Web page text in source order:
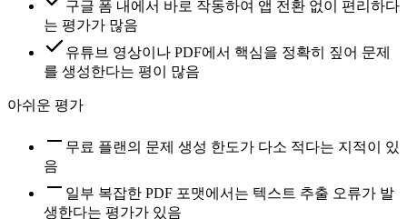
구글 폼 내에서 바로 작동하여 앱 전환 없이 편리하다
는 평가가 많음
유튜브 영상이나 PDF에서 핵심을 정확히 짚어 문제
를 생성한다는 평이 많음
아쉬운 평가
무료 플랜의 문제 생성 한도가 다소 적다는 지적이 있
음
일부 복잡한 PDF 포맷에서는 텍스트 추출 오류가 발
생한다는 평가가 있음